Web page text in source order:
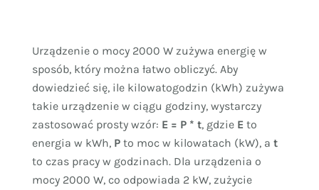
Urządzenie o mocy 2000 W zużywa energię w
sposób, który można łatwo obliczyć. Aby
dowiedzieć się, ile kilowatogodzin (kWh) zużywa
takie urządzenie w ciągu godziny, wystarczy
zastosować prosty wzór: E = P * t, gdzie Eto
energia w kWh, Pto moc w kilowatach (kW), a t
to czas pracy w godzinach. Dla urządzenia o
mocy 2000 W, co odpowiada 2 kW, zużycie